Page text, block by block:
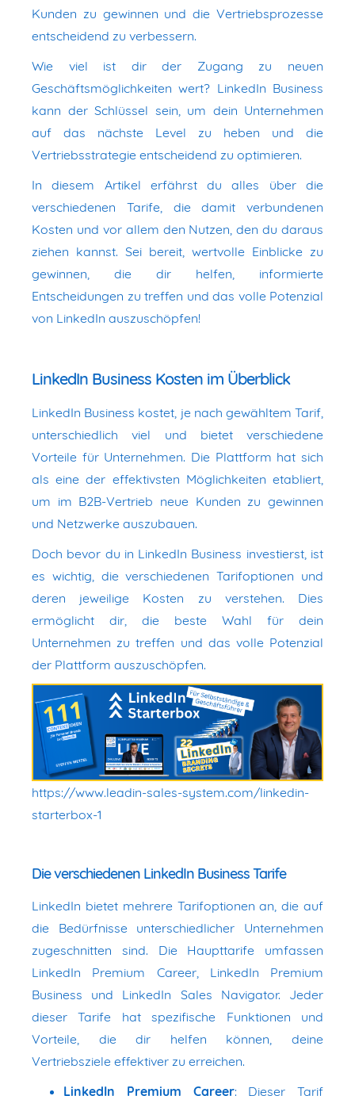
Kunden zu gewinnen und die Vertriebsprozesse
entscheidend zu verbessern.
Wie viel ist dir der Zugang zu neuen
Geschäftsmöglichkeiten wert? LinkedIn Business
kann der Schlüssel sein, um dein Unternehmen
auf das nächste Level zu heben und die
Vertriebsstrategie entscheidend zu optimieren.
In diesem Artikel erfährst du alles über die
verschiedenen Tarife, die damit verbundenen
Kosten und vor allem den Nutzen, den du daraus
ziehen kannst. Sei bereit, wertvolle Einblicke zu
gewinnen, die dir helfen, informierte
Entscheidungen zu treffen und das volle Potenzial
von LinkedIn auszuschöpfen!
LinkedIn Business Kosten im Überblick
LinkedIn Business kostet, je nach gewähltem Tarif,
unterschiedlich viel und bietet verschiedene
Vorteile für Unternehmen. Die Plattform hat sich
als eine der effektivsten Möglichkeiten etabliert,
um im B2B-Vertrieb neue Kunden zu gewinnen
und Netzwerke auszubauen.
Doch bevor du in LinkedIn Business investierst, ist
es wichtig, die verschiedenen Tarifoptionen und
deren jeweilige Kosten zu verstehen. Dies
ermöglicht dir, die beste Wahl für dein
Unternehmen zu treffen und das volle Potenzial
der Plattform auszuschöpfen.
https://www.leadin-sales-system.com/linkedin-
starterbox-1
Die verschiedenen LinkedIn Business Tarife
LinkedIn bietet mehrere Tarifoptionen an, die auf
die Bedürfnisse unterschiedlicher Unternehmen
zugeschnitten sind. Die Haupttarife umfassen
LinkedIn Premium Career, LinkedIn Premium
Business und LinkedIn Sales Navigator. Jeder
dieser Tarife hat spezifische Funktionen und
Vorteile, die dir helfen können, deine
Vertriebsziele effektiver zu erreichen.
LinkedIn Premium Career: Dieser Tarif